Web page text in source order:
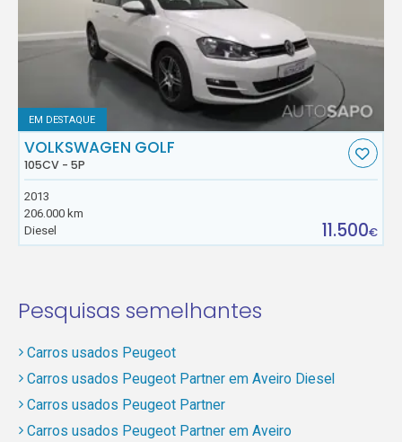
EM DESTAQUE
VOLKSWAGEN GOLF
105CV - 5P
2013
206.000 km
Diesel
11.500€
Pesquisas semelhantes
Carros usados Peugeot
Carros usados Peugeot Partner em Aveiro Diesel
Carros usados Peugeot Partner
Carros usados Peugeot Partner em Aveiro